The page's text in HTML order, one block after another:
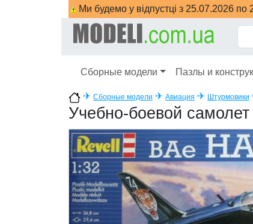
Ми будемо у відпустці з 25.07.2026
Сборные модели Пазлы и
✈ Сборные модели ✈ Авиация ✈ Штурмовики
Учебно-боевой